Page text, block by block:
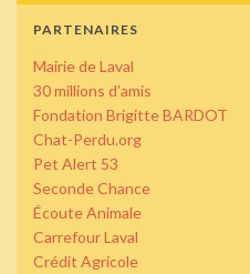
PARTENAIRES
Mairie de Laval
30 millions d’amis
Fondation Brigitte BARDOT
Chat-Perdu.org
Pet Alert 53
Seconde Chance
Écoute Animale
Carrefour Laval
Crédit Agricole